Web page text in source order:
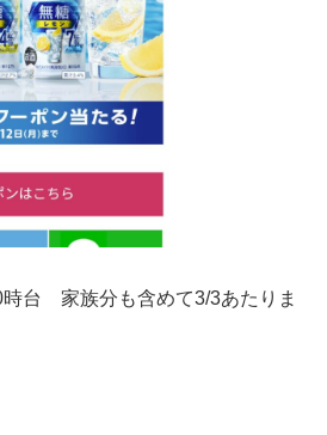
台 家族分も含めて3/3あたりま